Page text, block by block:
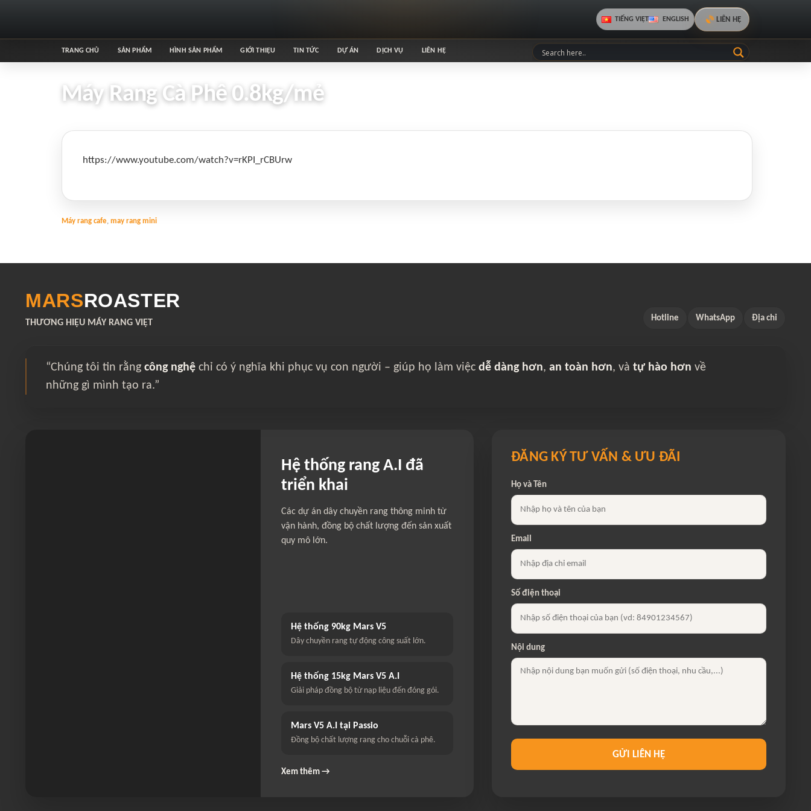
TIẾNG VIỆT ENGLISH LIÊN HỆ
TRANG CHỦ SẢN PHẨM HÌNH SẢN PHẨM GIỚI THIỆU TIN TỨC DỰ ÁN DỊCH VỤ LIÊN HỆ
Máy Rang Cà Phê 0.8kg/mẻ
https://www.youtube.com/watch?v=rKPI_rCBUrw
Máy rang cafe, may rang mini
MARSROASTER
THƯƠNG HIỆU MÁY RANG VIỆT Hotline WhatsApp Địa chỉ
“Chúng tôi tin rằng công nghệ chỉ có ý nghĩa khi phục vụ con người – giúp họ làm việc dễ dàng hơn, an toàn hơn, và tự hào hơn về
những gì mình tạo ra.”
Hệ thống rang A.I đã
triển khai
Các dự án dây chuyền rang thông minh từ
vận hành, đồng bộ chất lượng đến sản xuất
quy mô lớn.
Hệ thống 90kg Mars V5
Dây chuyền rang tự động công suất lớn.
Hệ thống 15kg Mars V5 A.I
Giải pháp đồng bộ từ nạp liệu đến đóng gói.
Mars V5 A.I tại Passio
Đồng bộ chất lượng rang cho chuỗi cà phê.
Xem thêm →
ĐĂNG KÝ TƯ VẤN & ƯU ĐÃI
Họ và Tên
Email
Số điện thoại
Nội dung
GỬI LIÊN HỆ